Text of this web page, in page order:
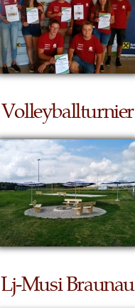
Volleyballturnier
Lj-Musi Braunau